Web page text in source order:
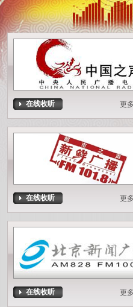
在线收听 更
在线收听 更
在线收听 更